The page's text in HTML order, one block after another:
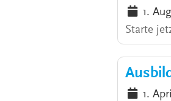
1.
Starte
1.